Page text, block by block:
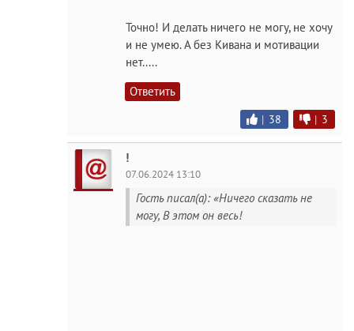
Точно! И делать ничего не могу, не хочу
и не умею. А без Кивана и мотивации
нет.....
Ответить
| 38 | 3
!
07.06.2024 13:10
Гость писал(а): «Ничего сказать не
могу, В этом он весь!